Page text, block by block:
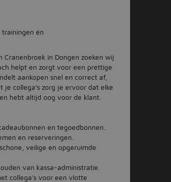
trainingen én
in Dongen zoeken wij
helpt en zorgt voor een prettige
aankopen snel en correct af,
collega's zorg je ervoor dat elke
hebt altijd oog voor de klant.
en tegoedbonnen.
en reserveringen.
veilige en opgeruimde
van kassa-administratie.
collega's voor een vlotte